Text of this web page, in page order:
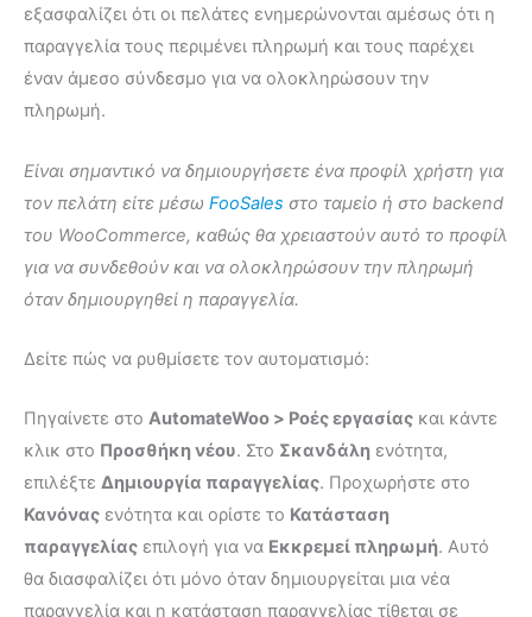
εξασφαλίζει ότι οι πελάτες ενημερώνονται αμέσως ότι η
παραγγελία τους περιμένει πληρωμή και τους παρέχει
έναν άμεσο σύνδεσμο για να ολοκληρώσουν την
πληρωμή.
Είναι σημαντικό να δημιουργήσετε ένα προφίλ χρήστη για
τον πελάτη είτε μέσω FooSales στο ταμείο ή στο backend
του WooCommerce, καθώς θα χρειαστούν αυτό το προφίλ
για να συνδεθούν και να ολοκληρώσουν την πληρωμή
όταν δημιουργηθεί η παραγγελία.
Δείτε πώς να ρυθμίσετε τον αυτοματισμό:
Πηγαίνετε στο AutomateWoo > Ροές εργασίας και κάντε
κλικ στο Προσθήκη νέου. Στο Σκανδάλη ενότητα,
επιλέξτε Δημιουργία παραγγελίας. Προχωρήστε στο
Κανόνας ενότητα και ορίστε το Κατάσταση
παραγγελίας επιλογή για να Εκκρεμεί πληρωμή. Αυτό
θα διασφαλίζει ότι μόνο όταν δημιουργείται μια νέα
παραγγελία και η κατάσταση παραγγελίας τίθεται σε